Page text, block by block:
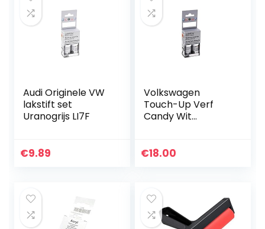
Audi Originele VW
lakstift set
Uranogrijs LI7F
€9.89
Volkswagen
Touch-Up Verf
Candy Wit
€18.00